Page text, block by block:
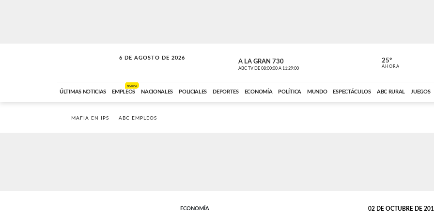
6 DE AGOSTO DE 2026
LA MOVIDA A LA GRAN 730
ABC TV DE 08:00:00 A 11:29:00 ABC CARDINAL
25º
AHORA
ÚLTIMAS NOTICIAS EMPLEOS
NUEVO
NACIONALES POLICIALES DEPORTES ECONOMÍA POLÍTICA MUNDO ESPECTÁCULOS ABC RURAL JUEGOS
MAFIA EN IPS ABC EMPLEOS
ECONOMÍA 02 DE OCTUBRE DE